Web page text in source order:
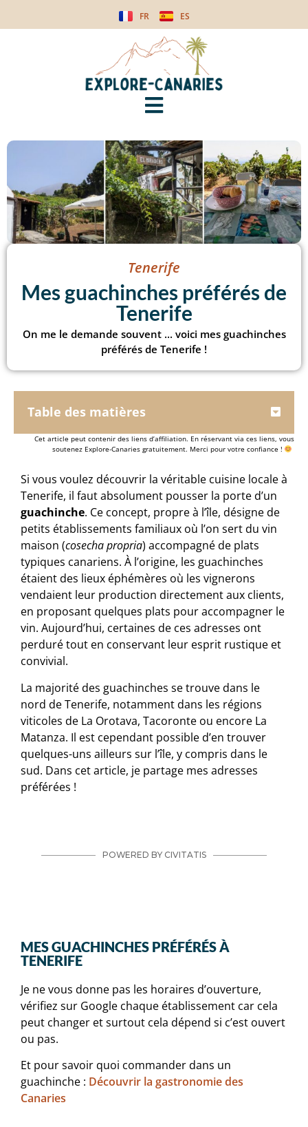
FR ES
Tenerife
Mes guachinches préférés de
Tenerife
On me le demande souvent ... voici mes guachinches
préférés de Tenerife !
Table des matières
Cet article peut contenir des liens d’affiliation. En réservant via ces liens, vous
soutenez Explore-Canaries gratuitement. Merci pour votre confiance !
Si vous voulez découvrir la véritable cuisine locale à
Tenerife, il faut absolument pousser la porte d’un
guachinche. Ce concept, propre à l’île, désigne de
petits établissements familiaux où l’on sert du vin
maison (cosecha propria) accompagné de plats
typiques canariens. À l’origine, les guachinches
étaient des lieux éphémères où les vignerons
vendaient leur production directement aux clients,
en proposant quelques plats pour accompagner le
vin. Aujourd’hui, certaines de ces adresses ont
perduré tout en conservant leur esprit rustique et
convivial.
La majorité des guachinches se trouve dans le
nord de Tenerife, notamment dans les régions
viticoles de La Orotava, Tacoronte ou encore La
Matanza. Il est cependant possible d’en trouver
quelques-uns ailleurs sur l’île, y compris dans le
sud. Dans cet article, je partage mes adresses
préférées !
MES GUACHINCHES PRÉFÉRÉS À
TENERIFE
Je ne vous donne pas les horaires d’ouverture,
vérifiez sur Google chaque établissement car cela
peut changer et surtout cela dépend si c’est ouvert
ou pas.
Et pour savoir quoi commander dans un
guachinche : Découvrir la gastronomie des
Canaries